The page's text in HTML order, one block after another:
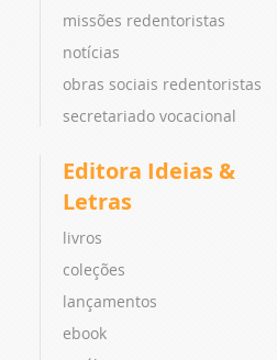
missões redentoristas
notícias
obras sociais redentoristas
secretariado vocacional
Editora Ideias &
Letras
livros
coleções
lançamentos
ebook